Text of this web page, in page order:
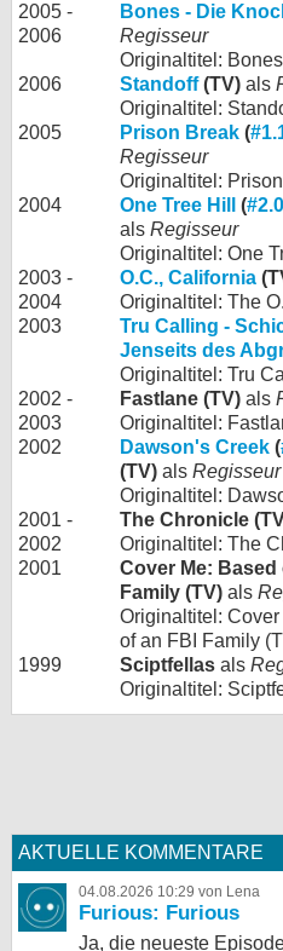
2005 -
2006
Bones - Die
Regisseur
Originaltitel:
2006
Standoff(TV) als
Originaltitel:
2005
Prison Break (
Regisseur
Originaltitel:
2004
One Tree Hill (
als Regisseur
Originaltitel: One
2003 -
2004
O.C., California
Originaltitel: The
2003
Tru Calling -
Jenseits des
Originaltitel: Tru
2002 -
2003
Fastlane (TV) als
Originaltitel:
2002
Dawson's Creek (
(TV) als Regisseur
Originaltitel:
2001 -
2002
The Chronicle
Originaltitel: The
2001
Cover Me: Based
Family (TV) als
Originaltitel:
of an FBI Family
1999
Sciptfellas als
Originaltitel:
AKTUELLE KOMMENTARE
04.08.2026 10:29 von Lena
Furious: Furious
Ja, die neueste